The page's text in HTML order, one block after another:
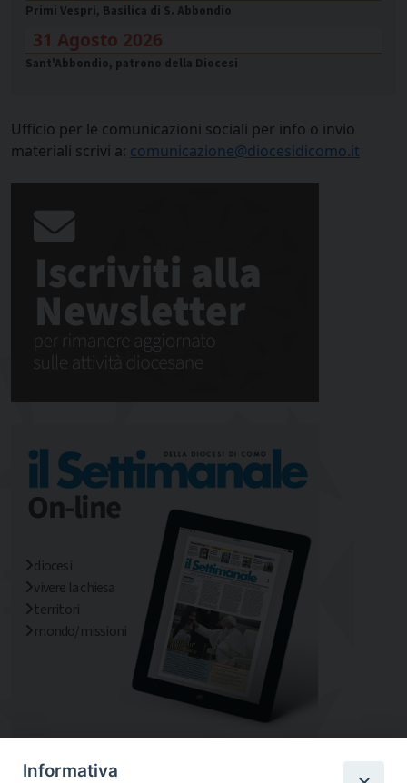
Primi Vespri, Basilica di S. Abbondio
31 Agosto 2026
Sant'Abbondio, patrono della Diocesi
Ufficio per le comunicazioni sociali per info o invio
materiali scrivi a: comunicazione@diocesidicomo.it
diocesi
vivere la chiesa
territori
mondo/missioni
Informativa